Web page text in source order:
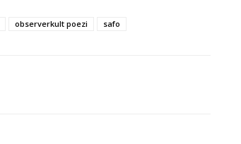
observerkult poezi safo